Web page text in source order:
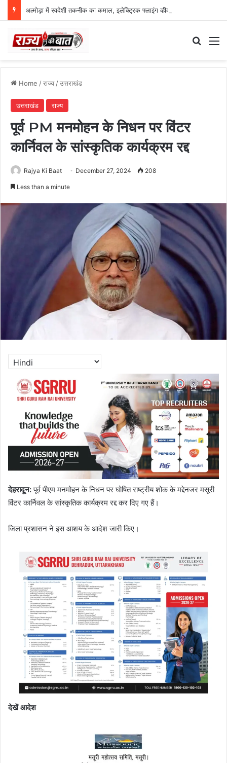
Home /राज्य/उत्तराखंड
उत्तराखंड राज्य
पूर्व PM मनमोहन के निधन पर विंटर
कार्निवल के सांस्कृतिक कार्यक्रम रद्द
Rajya Ki Baat December 27, 2024 208
Less than a minute
देहरादून:पूर्व पीएम मनमोहन के निधन पर घोषित राष्ट्रीय शोक के मद्देनजर मसूरी
विंटर कार्निवल के सांस्कृतिक कार्यक्रम रद्द कर दिए गए हैं।
जिला प्रशासन ने इस आशय के आदेश जारी किए।
देखें आदेश